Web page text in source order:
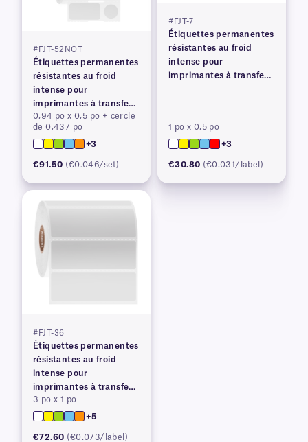
#FJT-52NOT
Étiquettes permanentes
résistantes au froid
intense pour
imprimantes à transfert
thermique
0,94 po x 0,5 po + cercle
de 0,437 po
+3
€91.50 (€0.046/set)
#FJT-7
Étiquettes permanentes
résistantes au froid
intense pour
imprimantes à transfert
1 po x 0,5 po
+3
€30.80 (€0.031/label)
#FJT-36
Étiquettes permanentes
résistantes au froid
intense pour
imprimantes à transfert
thermique
3 po x 1 po
+5
€72.60 (€0.073/label)